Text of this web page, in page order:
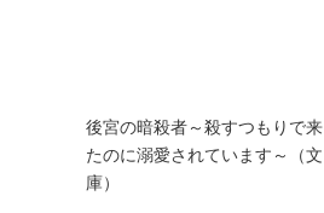
後宮の暗殺者～殺すつもりで来
たのに溺愛されています～（文
庫）